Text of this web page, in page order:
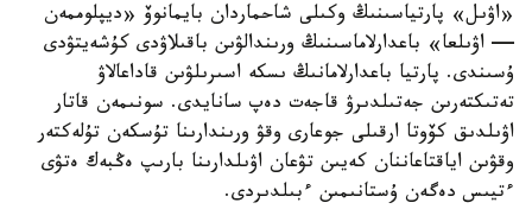
«اۋىل» پارتياسىنىڭ وكىلى شاحماردان بايمانوۆ «ديپلوممەن
— اۋىلعا» باعدارلاماسىنىڭ ورىندالۋىن باقىلاۋدى كۇشەيتۋدى
ۇسىندى. پارتيا باعدارلامانىڭ ىسكە اسىرىلۋىن قاداعالاۋ
تەتىكتەرىن جەتىلدىرۋ قاجەت دەپ سانايدى. سونىمەن قاتار
اۋىلدىق كۆوتا ارقىلى جوعارى وقۋ ورىندارىنا تۇسكەن تۇلەكتەر
وقۋىن اياقتاعاننان كەيىن تۋعان اۋىلدارىنا بارىپ ەڭبەك ەتۋى
ءتيىس دەگەن ۇستانىمىن ءبىلدىردى.